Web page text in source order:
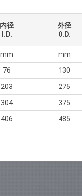
内径
I.D.
外径
O.D.
mm mm
76 130
203 275
304 375
406 485